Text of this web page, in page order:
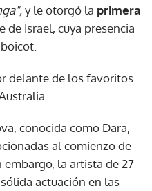
y le otorgó la primera
de Israel, cuya presencia
delante de los favoritos
conocida como Dara,
al comienzo de
embargo, la artista de 27
actuación en las